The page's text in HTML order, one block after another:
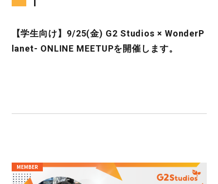
【学生向け】9/25(金) G2 Studios × WonderP
lanet- ONLINE MEETUPを開催します。
MEMBER